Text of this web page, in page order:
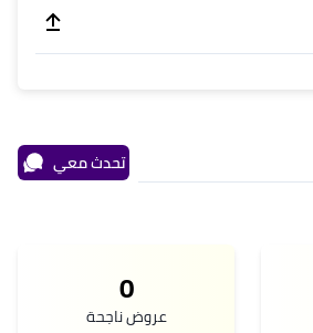
تحدث معي
0
عروض ناجحة